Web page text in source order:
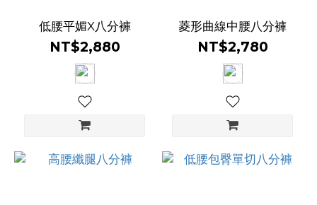
低腰平媚X八分褲
NT$2,880
菱形曲線中腰八分褲
NT$2,780